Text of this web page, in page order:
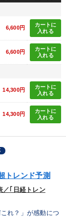
6,600円
カートに
入れる
6,600円
カートに
入れる
14,300円
カートに
入れる
14,300円
カートに
入れる
トレンド予測
｢日経トレン
れ？」が感動につ